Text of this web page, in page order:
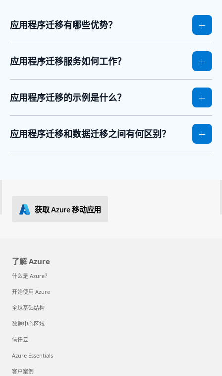
应用程序迁移有哪些优势？
应用程序迁移服务如何工作？
应用程序迁移的示例是什么？
应用程序迁移和数据迁移之间有何区别？
获取 Azure 移动应用
了解 Azure
什么是 Azure？
开始使用 Azure
全球基础结构
数据中心区域
信任云
Azure Essentials
客户案例